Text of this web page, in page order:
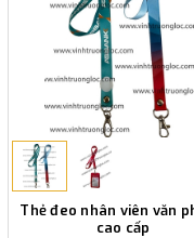
Thẻ đeo nhân viên văn
cao cấp